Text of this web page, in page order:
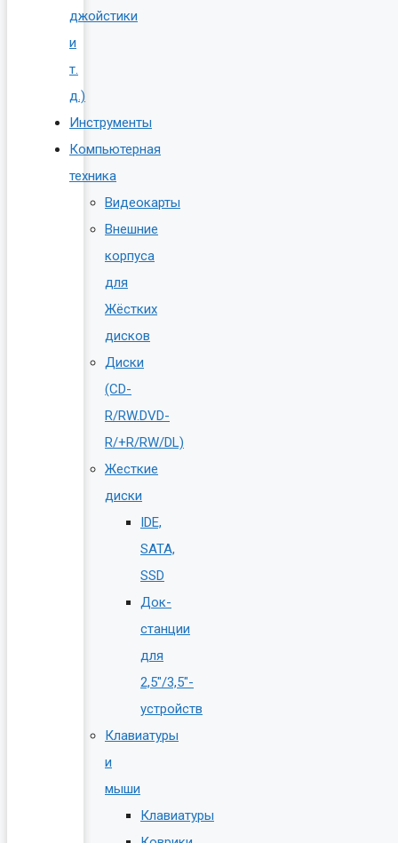
джойстики
и
т.
д.)
Инструменты
Компьютерная
техника
Видеокарты
Внешние
корпуса
для
Жёстких
дисков
Диски
(CD-
R/RW.DVD-
R/+R/RW/DL)
Жесткие
диски
IDE,
SATA,
SSD
Док-
станции
для
2,5″/3,5″-
устройств
Клавиатуры
и
мыши
Клавиатуры